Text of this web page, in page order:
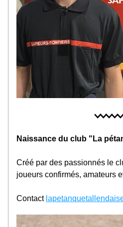
Naissance du club "La
Créé par des passionnés le
joueurs confirmés, amateurs
Contact